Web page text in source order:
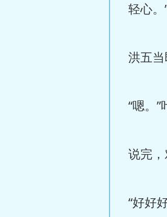
轻心。
洪五
“嗯。
说完
“好好